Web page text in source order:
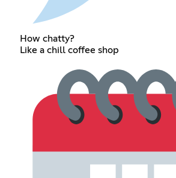
How chatty?
Like a chill coffee shop